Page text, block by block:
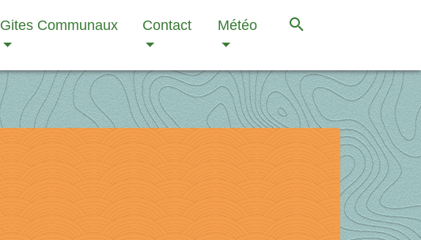
Gites Communaux Contact Météo search